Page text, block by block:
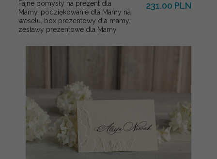
Fajne pomysły na prezent dla
Mamy, podziękowanie dla Mamy na
weselu, box prezentowy dla mamy,
zestawy prezentowe dla Mamy
231.00 PLN